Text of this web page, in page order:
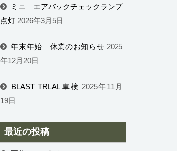
ミニ エアバックチェックランプ
点灯 2026年3月5日
年末年始 休業のお知らせ 2025
年12月20日
BLAST TRLAL 車検 2025年11月
19日
最近の投稿